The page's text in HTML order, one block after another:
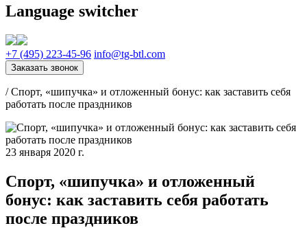
Language switcher
+7 (495) 223-45-96 info@tg-btl.com
Заказать звонок
/Спорт, «шипучка» и отложенный бонус: как заставить себя
работать после праздников
23 января 2020 г.
Спорт, «шипучка» и отложенный
бонус: как заставить себя работать
после праздников